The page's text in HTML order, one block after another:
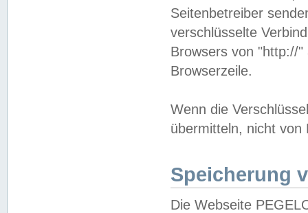
Seitenbetreiber
verschlüsselte
Browsers von "http://
Browserzeile.
Wenn die
übermitteln, nicht von
Speicherung
Die Webseite